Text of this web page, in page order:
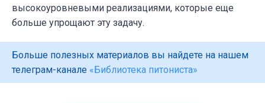
    collected_data.append({
'url': url,
if __name__ == "__main__" :
# Setting a logger to track the
    logging.basicConfig(format=
высокоуровневыми реализациями, которые еще
больше упрощают эту задачу.
Больше полезных материалов вы найдете на нашем
телеграм-канале «Библиотека питониста»